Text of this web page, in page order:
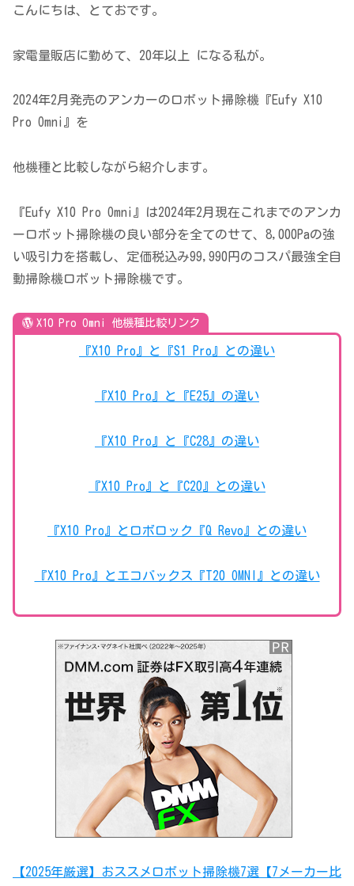
こんにちは、とておです。
家電量販店に勤めて、20年以上 になる私が。
2024年2月発売のアンカーのロボット掃除機『Eufy X10
Pro Omni』を
他機種と比較しながら紹介します。
『Eufy X10 Pro Omni』は2024年2月現在これまでのアンカ
ーロボット掃除機の良い部分を全てのせて、8,000Paの強
い吸引力を搭載し、定価税込み99,990円のコスパ最強全自
動掃除機ロボット掃除機です。
X10 Pro Omni 他機種比較リンク
『X10 Pro』と『S1 Pro』との違い
『X10 Pro』と『E25』の違い
『X10 Pro』と『C28』の違い
『X10 Pro』と『C20』との違い
『X10 Pro』とロボロック『Q Revo』との違い
『X10 Pro』とエコバックス『T20 OMNI』との違い
【2025年厳選】おススメロボット掃除機7選【7メーカー比